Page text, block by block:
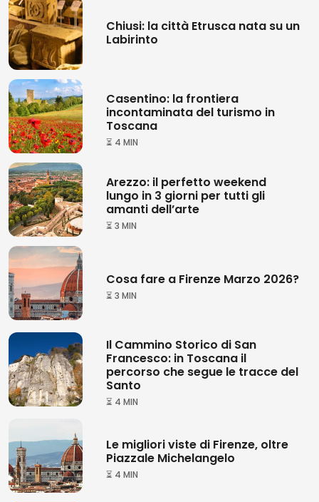
Chiusi: la città Etrusca nata su un
Labirinto
Casentino: la frontiera
incontaminata del turismo in
Toscana
⏳ 4 MIN
Arezzo: il perfetto weekend
lungo in 3 giorni per tutti gli
amanti dell’arte
⏳ 3 MIN
Cosa fare a Firenze Marzo 2026?
⏳ 3 MIN
Il Cammino Storico di San
Francesco: in Toscana il
percorso che segue le tracce del
Santo
⏳ 4 MIN
Le migliori viste di Firenze, oltre
Piazzale Michelangelo
⏳ 4 MIN